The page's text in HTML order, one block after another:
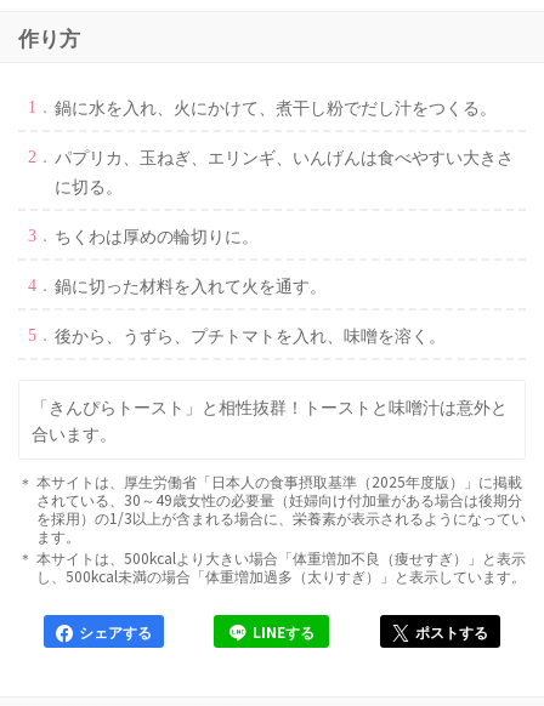
作り方
鍋に水を入れ、火にかけて、煮干し粉でだし汁をつくる。
パプリカ、玉ねぎ、エリンギ、いんげんは食べやすい大きさ
に切る。
ちくわは厚めの輪切りに。
鍋に切った材料を入れて火を通す。
後から、うずら、プチトマトを入れ、味噌を溶く。
「きんぴらトースト 」と相性抜群！トーストと味噌汁は意外と
合います。
本サイトは、厚生労働省「日本人の食事摂取基準（2025年度版）」に掲載
されている、30～49歳女性の必要量（妊婦向け付加量がある場合は後期分
を採用）の1/3以上が含まれる場合に、栄養素が表示されるようになってい
ます。
本サイトは、500kcalより大きい場合「体重増加不良（痩せすぎ）」と表示
し、500kcal未満の場合「体重増加過多（太りすぎ）」と表示しています。
シェアする LINEする ポストする